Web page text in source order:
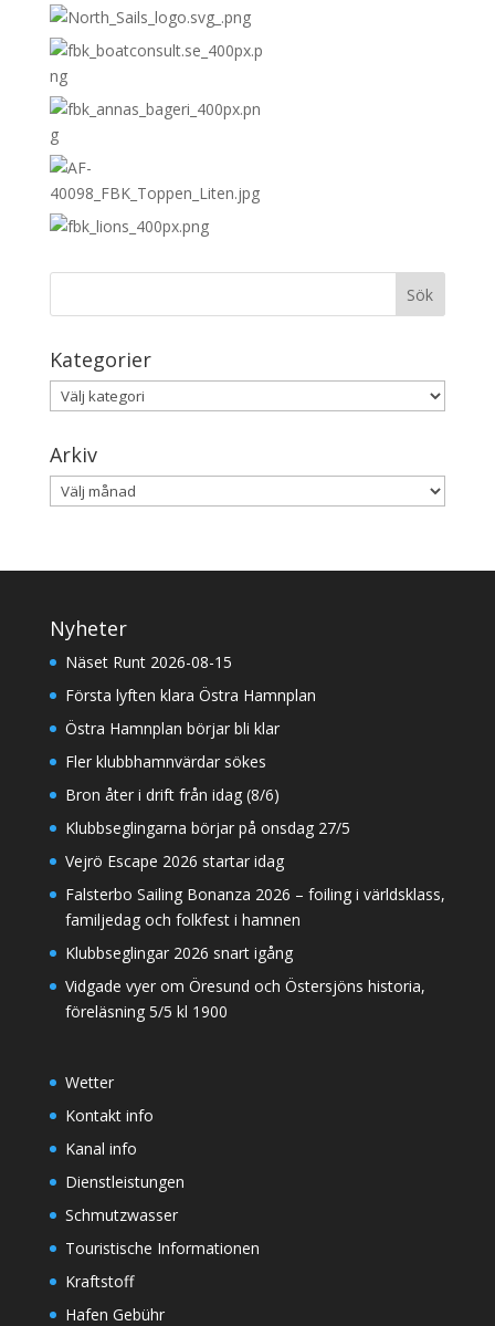
Kategorier
Kategorier
Arkiv
Arkiv
Nyheter
Näset Runt 2026-08-15
Första lyften klara Östra Hamnplan
Östra Hamnplan börjar bli klar
Fler klubbhamnvärdar sökes
Bron åter i drift från idag (8/6)
Klubbseglingarna börjar på onsdag 27/5
Vejrö Escape 2026 startar idag
Falsterbo Sailing Bonanza 2026 – foiling i världsklass,
familjedag och folkfest i hamnen
Klubbseglingar 2026 snart igång
Vidgade vyer om Öresund och Östersjöns historia,
föreläsning 5/5 kl 1900
Wetter
Kontakt info
Kanal info
Dienstleistungen
Schmutzwasser
Touristische Informationen
Kraftstoff
Hafen Gebühr